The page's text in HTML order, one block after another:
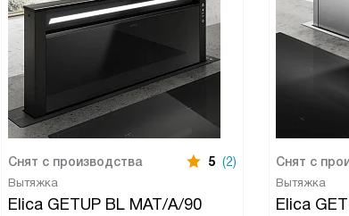
Снят с производства 5 (2)
Вытяжка
Elica GETUP BL MAT/A/90
Снят с
Вытяжка
Elica